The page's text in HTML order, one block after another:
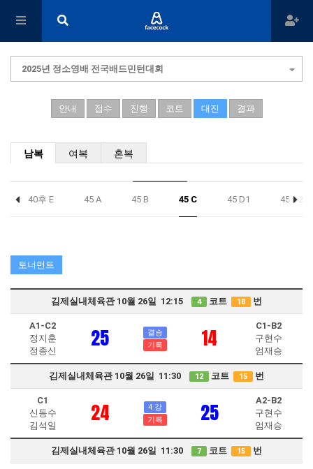
2025년 정소영배 전국배드민턴대회
안내 접수 진행 코트 대진 결과
남복 여복 혼복
40후 E 45 A 45 B 45 C 45 D1 45 D2
토너먼트
김제실내체육관 10월 26일 12:15 4 코트 18 번
A1-C2
정지훈
정종신
25
결승
기록
14
C1-B2
구현수
엄재승
김제실내체육관 10월 26일 11:30 12 코트 15 번
C1
신동수
김석일
24
4 강
기록
25
A2-B2
구현수
엄재승
김제실내체육관 10월 26일 11:30 7 코트 15 번